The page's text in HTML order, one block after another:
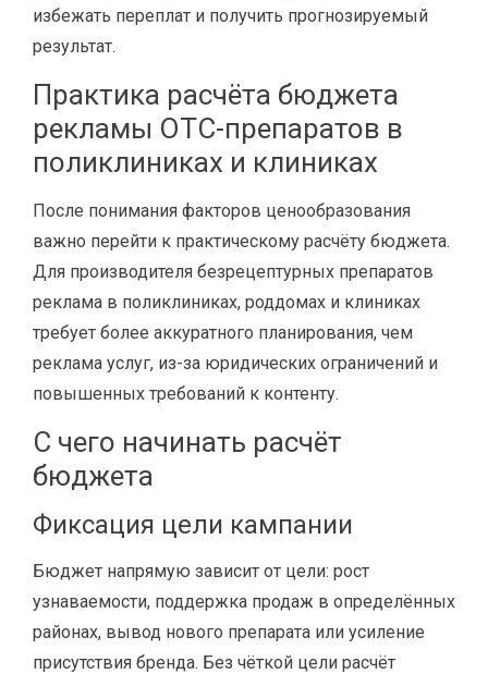
избежать переплат и получить прогнозируемый
результат.
Практика расчёта бюджета
рекламы OTC-препаратов в
поликлиниках и клиниках
После понимания факторов ценообразования
важно перейти к практическому расчёту бюджета.
Для производителя безрецептурных препаратов
реклама в поликлиниках, роддомах и клиниках
требует более аккуратного планирования, чем
реклама услуг, из-за юридических ограничений и
повышенных требований к контенту.
С чего начинать расчёт
бюджета
Фиксация цели кампании
Бюджет напрямую зависит от цели: рост
узнаваемости, поддержка продаж в определённых
районах, вывод нового препарата или усиление
присутствия бренда. Без чёткой цели расчёт